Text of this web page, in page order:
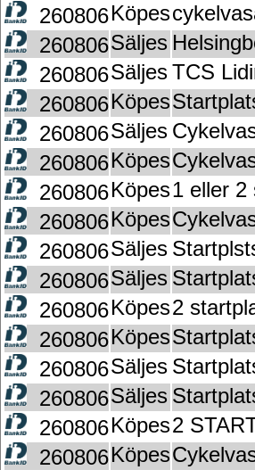
260806Köpes
260806Säljes
260806SäljesTCS
260806Köpes
260806Säljes
260806Köpes
260806Köpes1 eller 2
260806Köpes
260806Säljes
260806Säljes
260806Köpes2
260806Köpes
260806Säljes
260806Säljes
260806Köpes2
260806Köpes